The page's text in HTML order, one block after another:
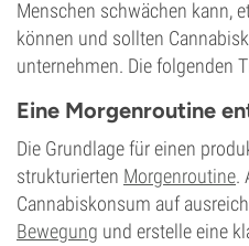
Menschen schwächen kann,
können und sollten
unternehmen. Die folgenden
Eine Morgenroutine
Die Grundlage für einen
strukturierten Morgenroutine.
Cannabiskonsum auf
Bewegung und erstelle eine